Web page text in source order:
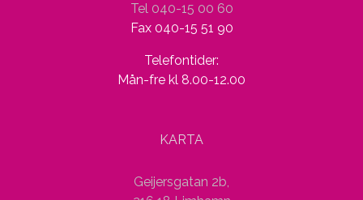
Tel 040-15 00 60
Fax 040-15 51 90
Telefontider:
Mån-fre kl 8.00-12.00
KARTA
Geijersgatan 2b,